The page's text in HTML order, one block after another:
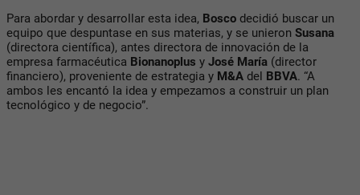
Para abordar y desarrollar esta idea, Bosco decidió buscar un
equipo que despuntase en sus materias, y se unieron Susana
(directora científica), antes directora de innovación de la
empresa farmacéutica Bionanoplus y José María (director
financiero), proveniente de estrategia y M&A del BBVA. “A
ambos les encantó la idea y empezamos a construir un plan
tecnológico y de negocio”.